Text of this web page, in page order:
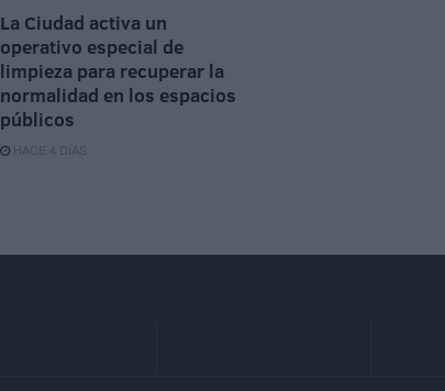
La Ciudad activa un
operativo especial de
limpieza para recuperar la
normalidad en los espacios
públicos
HACE 4 DÍAS